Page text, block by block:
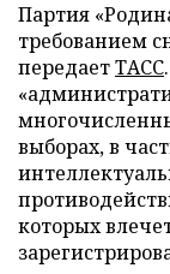
Партия
требованием
передаетТАСС
выборах, в
которых